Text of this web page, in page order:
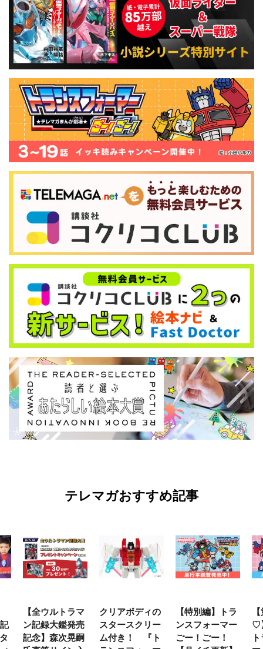
テレマガおすすめ記事
【全ウルトラマ
ン記録大鑑発売
記念】森次晃嗣
クリアボディの
スタースクリー
ム付き！ 『ト
【特別編】トラ
ンスフォーマー
ごー！ごー！
♡